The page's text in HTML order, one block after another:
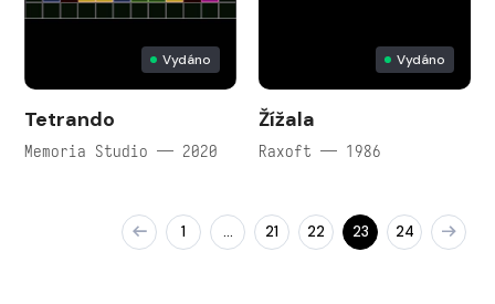
Vydáno
Tetrando
Memoria Studio — 2020
Vydáno
Žížala
Raxoft — 1986
1 … 21 22 23 24